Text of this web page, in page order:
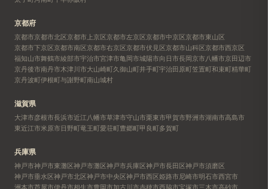
京都府
京都市京都市北区京都市上京区京都市左京区京都市中京区京都市東山区
京都市下京区京都市南区京都市右京区京都市伏見区京都市山科区京都市西京区
福知山市舞鶴市綾部市宇治市宮津市亀岡市城陽市向日市長岡京市八幡市京田辺市
京丹後市南丹市木津川市大山崎町久御山町井手町宇治田原町笠置町和束町精華町
京丹波町伊根町与謝野町南山城村
滋賀県
大津市彦根市長浜市近江八幡市草津市守山市栗東市甲賀市野洲市湖南市高島市
東近江市米原市日野町竜王町愛荘町豊郷町甲良町多賀町
兵庫県
神戸市神戸市東灘区神戸市灘区神戸市兵庫区神戸市長田区神戸市須磨区
神戸市垂水区神戸市北区神戸市中央区神戸市西区姫路市尼崎市明石市西宮市
洲本市芦屋市伊丹市相生市豊岡市加古川市赤穂市西脇市宝塚市三木市高砂市